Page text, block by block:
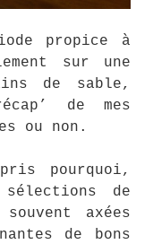
propice à
sur une
de sable,
de mes
ou non.
pourquoi,
de
axées
de bons